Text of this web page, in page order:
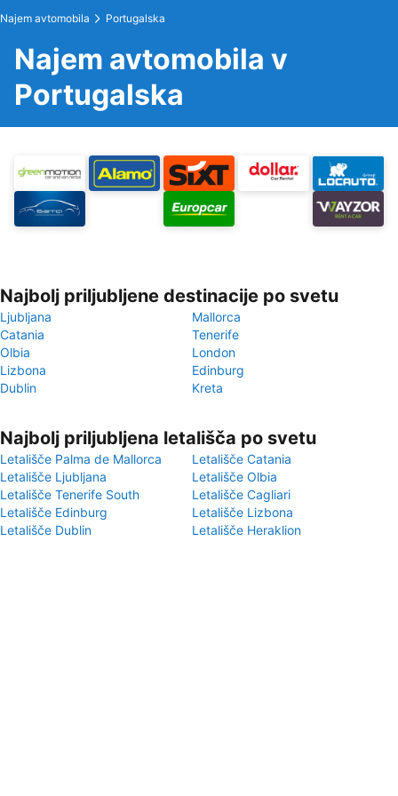
Najem avtomobila Portugalska
Najem avtomobila v
Portugalska
Najbolj priljubljene destinacije po svetu
Ljubljana
Mallorca
Catania
Tenerife
Olbia
London
Lizbona
Edinburg
Dublin
Kreta
Najbolj priljubljena letališča po svetu
Letališče Palma de Mallorca
Letališče Catania
Letališče Ljubljana
Letališče Olbia
Letališče Tenerife South
Letališče Cagliari
Letališče Edinburg
Letališče Lizbona
Letališče Dublin
Letališče Heraklion